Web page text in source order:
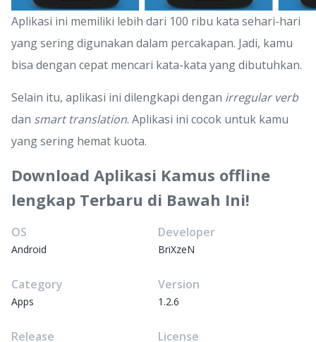
Aplikasi ini memiliki lebih dari 100 ribu kata sehari-hari
yang sering digunakan dalam percakapan. Jadi, kamu
bisa dengan cepat mencari kata-kata yang dibutuhkan.
Selain itu, aplikasi ini dilengkapi dengan irregular verb
dan smart translation. Aplikasi ini cocok untuk kamu
yang sering hemat kuota.
Download Aplikasi Kamus offline
lengkap Terbaru di Bawah Ini!
OS
Android
Developer
BriXzeN
Category
Apps
Version
1.2.6
Release License